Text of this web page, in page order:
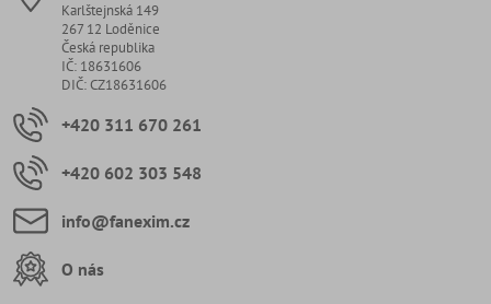
Karlštejnská 149
267 12 Loděnice
Česká republika
IČ: 18631606
DIČ: CZ18631606
+420 311 670 261
+420 602 303 548
info​@fanexim​.cz
O nás